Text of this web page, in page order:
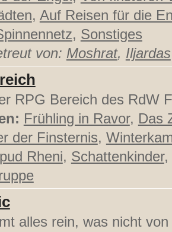
, Auf Reisen für die
, Sonstiges
von: Moshrat, Iljardas
RPG Bereich des RdW
Frühling in Ravor, Das
der Finsternis,
Rheni, Schattenkinder,
alles rein, was nicht